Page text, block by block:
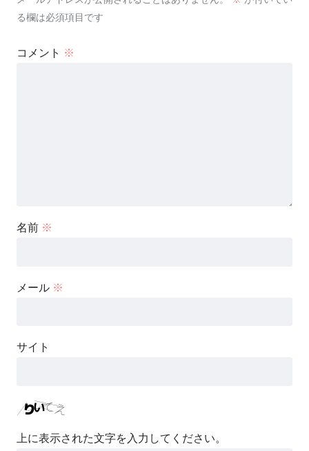
る欄は必須項目です
コメント ※
名前 ※
メール ※
サイト
上に表示された文字を入力してください。